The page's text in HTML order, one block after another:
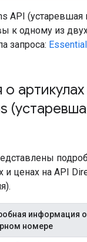
API (устаревшая
к одному из
запроса:
артикулах
и ценах на API
информация о
номере